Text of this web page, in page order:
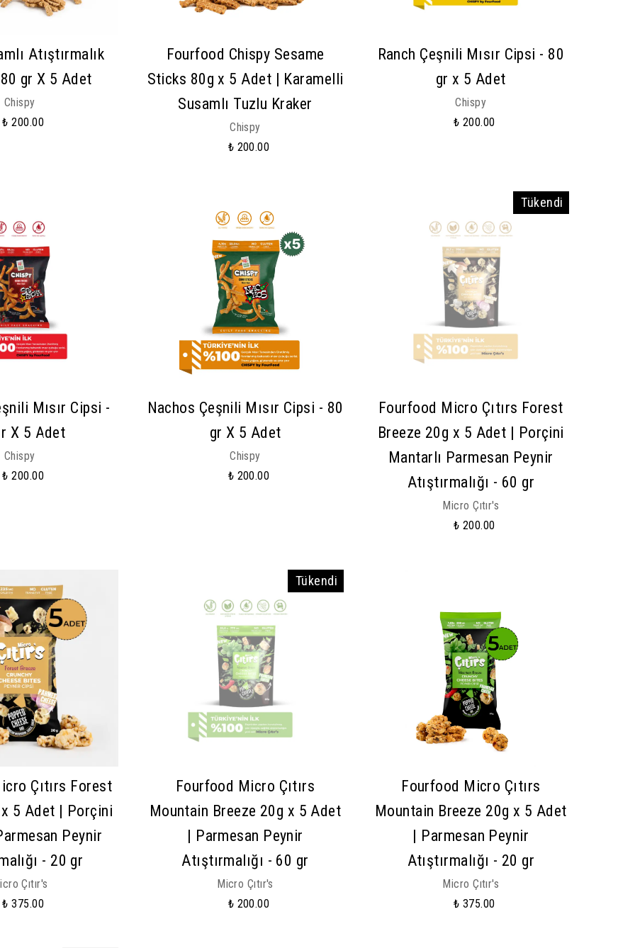
Atıştırmalık
gr X 5 Adet
Chispy
₺ 200.00
Fourfood Chispy Sesame
Sticks 80g x 5 Adet | Karamelli
Susamlı Tuzlu Kraker
Chispy
₺ 200.00
Ranch Çeşnili Mısır Cipsi - 80
gr x 5 Adet
Chispy
₺ 200.00
Mısır Cipsi -
X 5 Adet
Chispy
₺ 200.00
Nachos Çeşnili Mısır Cipsi - 80
gr X 5 Adet
Chispy
₺ 200.00
Tükendi
Fourfood Micro Çıtırs Forest
Breeze 20g x 5 Adet | Porçini
Mantarlı Parmesan Peynir
Atıştırmalığı - 60 gr
Micro Çıtır's
₺ 200.00
Çıtırs Forest
5 Adet | Porçini
Peynir
- 20 gr
Çıtır's
₺ 375.00
Tükendi
Fourfood Micro Çıtırs
Mountain Breeze 20g x 5 Adet
| Parmesan Peynir
Atıştırmalığı - 60 gr
Micro Çıtır's
₺ 200.00
Fourfood Micro Çıtırs
Mountain Breeze 20g x 5 Adet
| Parmesan Peynir
Atıştırmalığı - 20 gr
Micro Çıtır's
₺ 375.00